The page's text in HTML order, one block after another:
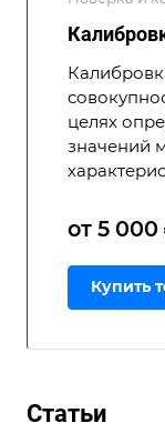
целях
значений
от 5 000
Купить
Статьи